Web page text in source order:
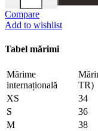
Compare
Add to wishlist
Tabel mărimi
Mărime
internațională
TR)
XS
34
S
36
M
38